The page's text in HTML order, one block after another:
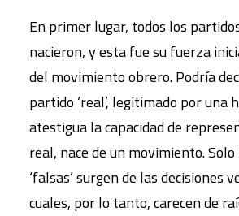
En primer lugar, todos los
nacieron, y esta fue su fuerza
del movimiento obrero. Podría
partido ‘real’, legitimado por una
atestigua la capacidad de
real, nace de un movimiento.
‘falsas’ surgen de las decisiones
cuales, por lo tanto, carecen de